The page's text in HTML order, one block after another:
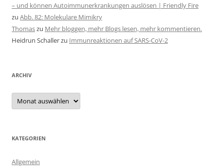
– und können Autoimmunerkrankungen auslösen | Friendly Fire
zu Abb. 82: Molekulare Mimikry
Thomaszu Mehr bloggen, mehr Blogs lesen, mehr kommentieren.
Heidrun Schallerzu Immunreaktionen auf SARS-CoV-2
ARCHIV
Archiv
KATEGORIEN
Allgemein